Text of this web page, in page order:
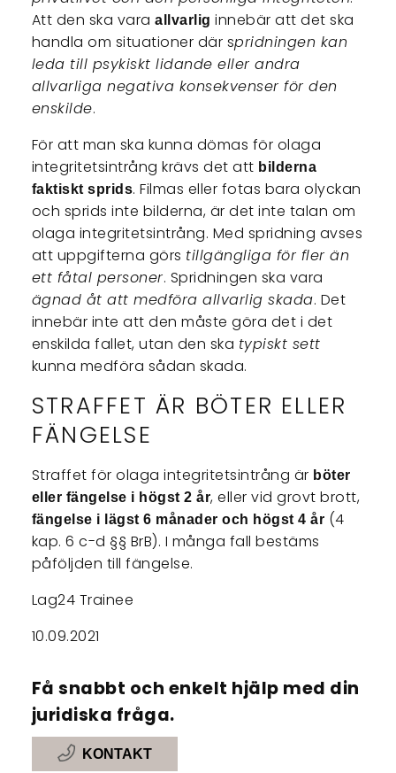
Att den ska varaallvarlig innebär att det ska
handla om situationer där spridningen kan
leda till psykiskt lidande eller andra
allvarliga negativa konsekvenser för den
enskilde.
För att man ska kunna dömas för olaga
integritetsintrång krävs det att bilderna
faktiskt sprids. Filmas eller fotas bara olyckan
och sprids inte bilderna, är det inte talan om
olaga integritetsintrång. Med spridning avses
att uppgifterna görs tillgängliga för fler än
ett fåtal personer. Spridningen ska vara
ägnad åt att medföra allvarlig skada. Det
innebär inte att den måste göra det i det
enskilda fallet, utan den ska typiskt sett
kunna medföra sådan skada.
STRAFFET ÄR BÖTER ELLER
FÄNGELSE
Straffet för olaga integritetsintrång är böter
eller fängelse i högst 2 år, eller vid grovt brott,
fängelse i lägst 6 månader och högst 4 år (4
kap. 6 c-d §§ BrB). I många fall bestäms
påföljden till fängelse.
Lag24 Trainee
10.09.2021
Få snabbt och enkelt hjälp med din
juridiska fråga.
KONTAKT